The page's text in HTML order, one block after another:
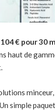
104 € pour 30
haut de
simple